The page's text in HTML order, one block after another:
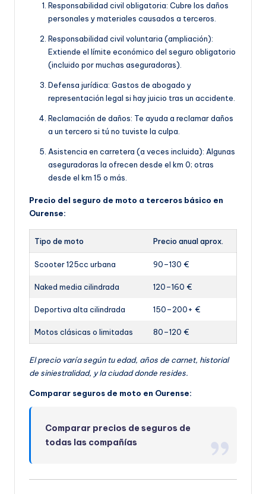
Responsabilidad civil obligatoria: Cubre los daños
personales y materiales causados a terceros.
Responsabilidad civil voluntaria (ampliación):
Extiende el límite económico del seguro obligatorio
(incluido por muchas aseguradoras).
Defensa jurídica: Gastos de abogado y
representación legal si hay juicio tras un accidente.
Reclamación de daños: Te ayuda a reclamar daños
a un tercero si tú no tuviste la culpa.
Asistencia en carretera (a veces incluida): Algunas
aseguradoras la ofrecen desde el km 0; otras
desde el km 15 o más.
Precio del seguro de moto a terceros básico en
Ourense:
Tipo de moto Precio anual aprox.
Scooter 125cc urbana 90–130 €
Naked media cilindrada 120–160 €
Deportiva alta cilindrada 150–200+ €
Motos clásicas o limitadas 80–120 €
El precio varía según tu edad, años de carnet, historial
de siniestralidad, y la ciudad donde resides.
Comparar seguros de moto en Ourense:
Comparar precios de seguros de
todas las compañías